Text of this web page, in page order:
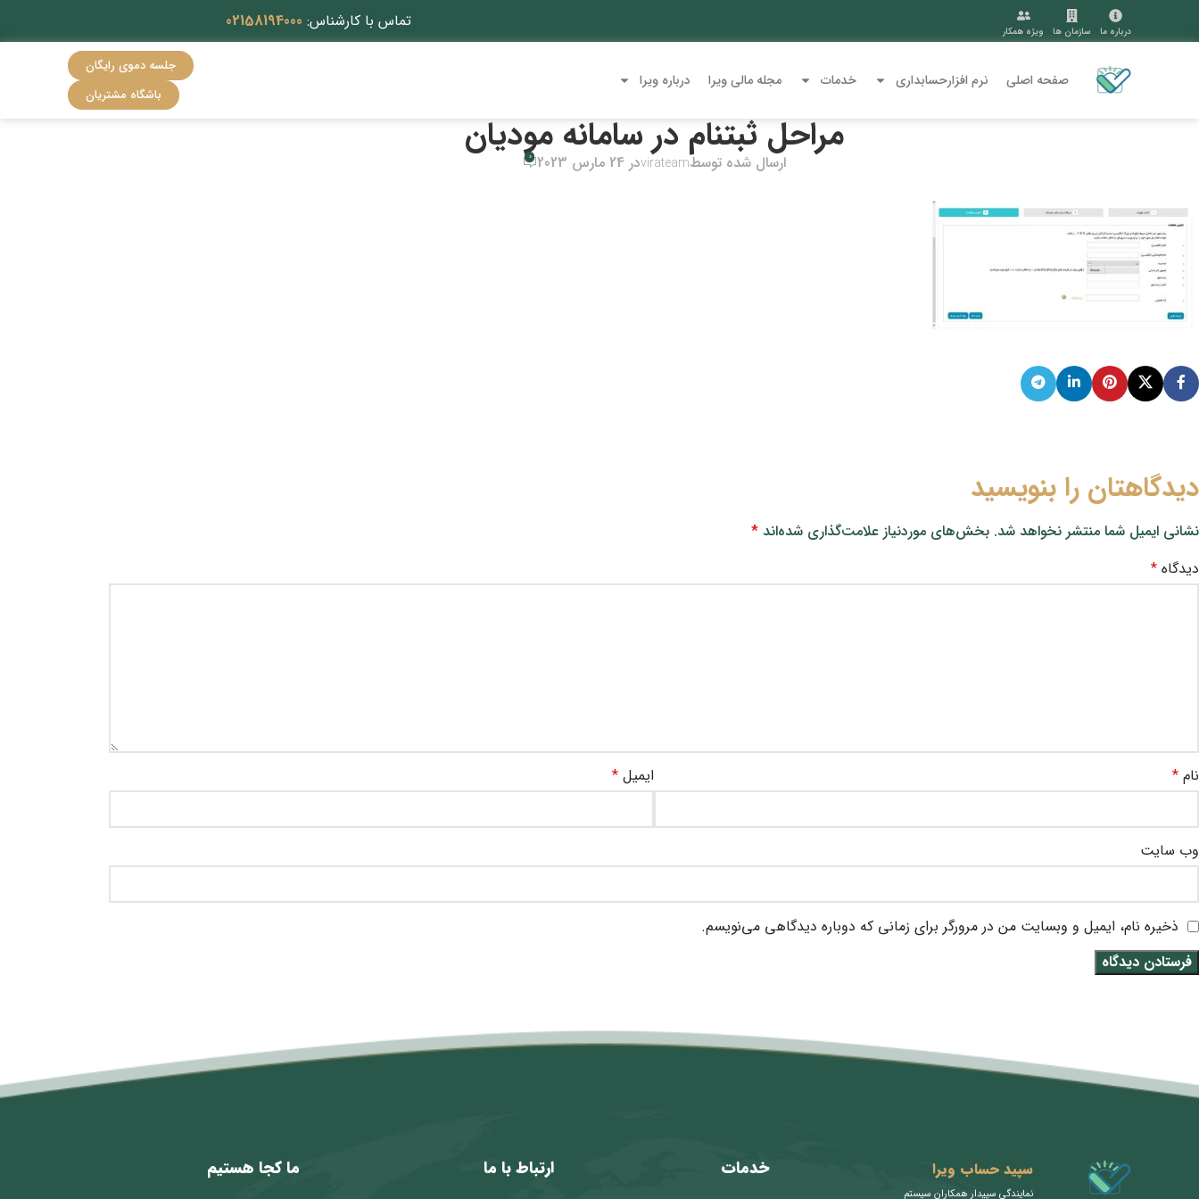
درباره ما سازمان ها ویژه همکار تماس با کارشناس: 02158194000
صفحه اصلی نرم افزارحسابداری خدمات مجله مالی ویرا درباره ویرا
جلسه دموی رایگان
باشگاه مشتریان
مراحل ثبتنام در سامانه مودیان
ارسال شده توسطvirateamدر 24 مارس 2023 0
دیدگاهتان را بنویسید
نشانی ایمیل شما منتشر نخواهد شد. بخش‌های موردنیاز علامت‌گذاری شده‌اند *
دیدگاه *
نام * ایمیل *
وب‌ سایت
ذخیره نام، ایمیل و وبسایت من در مرورگر برای زمانی که دوباره دیدگاهی می‌نویسم.
متن سربرگ خود را وارد کنید
سپید حساب ویرا
نمایندگی سپیدار همکاران سیستم
خدمات ارتباط با ما ما کجا هستیم